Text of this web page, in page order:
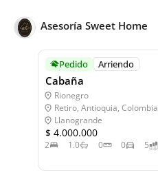
Asesoría Sweet Home
Pedido Arriendo
Cabaña
Rionegro
Retiro, Antioquia, Colombia
Llanogrande
$ 4.000.000
2 1.0 0 0 5